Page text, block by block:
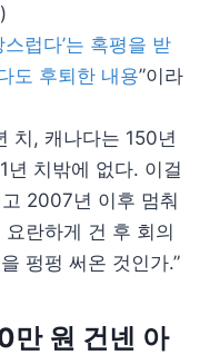
스럽다’는 혹평을 받
도 후퇴한 내용”이라
치, 캐나다는 150년
년 치밖에 없다. 이걸
2007년 이후 멈춰
란하게 건 후 회의
펑펑 써온 것인가.”
만 원 건넨 아